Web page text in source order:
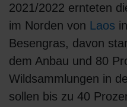
2021/2022 ernteten
im Norden von Laos
Besengras, davon
dem Anbau und 80
Wildsammlungen in
sollen bis zu 40